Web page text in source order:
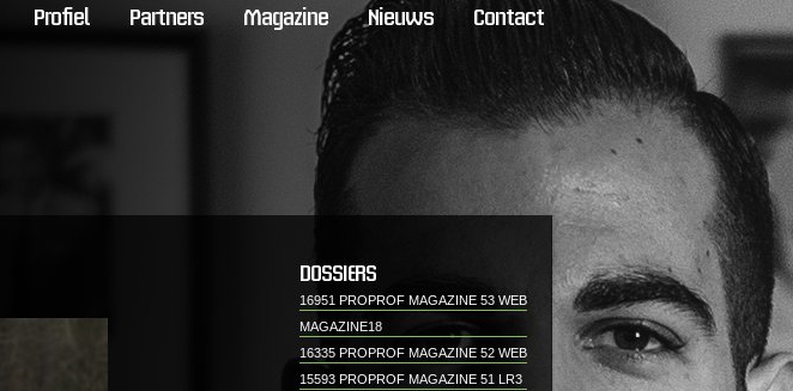
Profiel Partners Magazine Nieuws Contact
DOSSIERS
16951 PROPROF MAGAZINE 53 WEB
MAGAZINE18
16335 PROPROF MAGAZINE 52 WEB
15593 PROPROF MAGAZINE 51 LR3